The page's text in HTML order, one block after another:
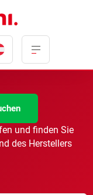
und finden Sie
des Herstellers